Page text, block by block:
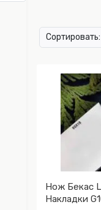
Сортировать:
Нож Бекас
Накладки